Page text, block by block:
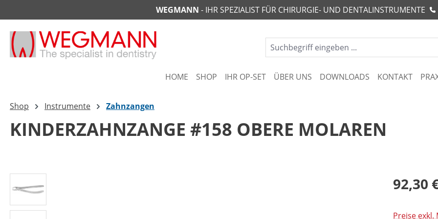
Zur Hauptnavigation springenWEGMANN - IHR SPEZIALIST FÜR CHIRURGIE- UND DENTALINSTRUMENTE
HOME SHOP IHR OP-SET ÜBER UNS DOWNLOADS KONTAKT
Shop Instrumente Zahnzangen
KINDERZAHNZANGE #158 OBERE MOLAREN
92,30
Preise exkl.